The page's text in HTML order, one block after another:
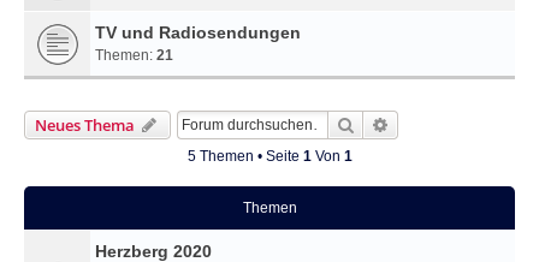
TV und Radiosendungen
Themen: 21
Neues Thema Suche
5 Themen • Seite 1Von 1
Themen
Herzberg 2020